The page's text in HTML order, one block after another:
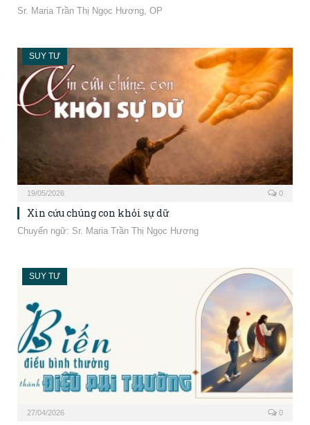
Sr. Maria Trần Thị Ngọc Hương, OP
SUY TƯ
19/05/2026 0
Xin cứu chúng con khỏi sự dữ
Chuyển ngữ: Sr. Maria Trần Thị Ngọc Hương
SUY TƯ
27/04/2026 0